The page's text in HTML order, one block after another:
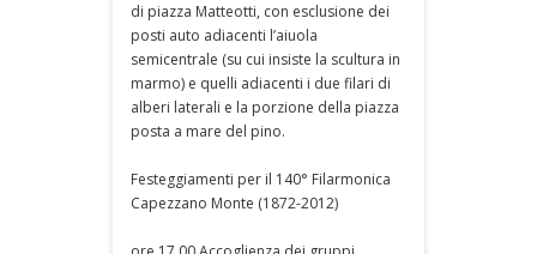
di piazza Matteotti, con esclusione dei
posti auto adiacenti l’aiuola
semicentrale (su cui insiste la scultura in
marmo) e quelli adiacenti i due filari di
alberi laterali e la porzione della piazza
posta a mare del pino.
Festeggiamenti per il 140° Filarmonica
Capezzano Monte (1872-2012)